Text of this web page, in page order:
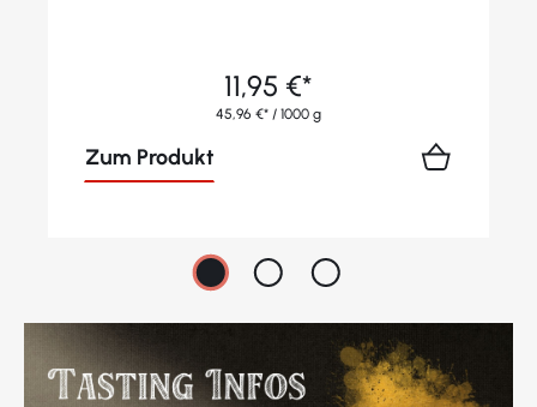
11,95 €*
45,96 €* / 1000 g
Zum Produkt